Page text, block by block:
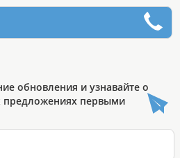
обновления и узнавайте о
предложениях первыми